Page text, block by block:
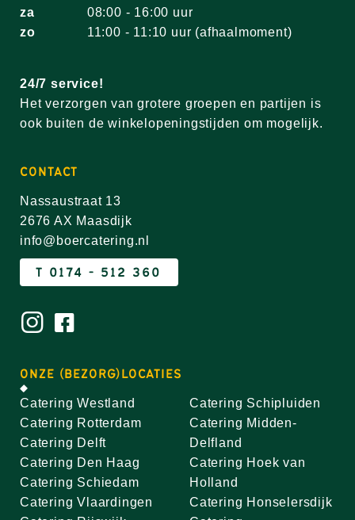
za
08:00 - 16:00 uur
zo
11:00 - 11:10 uur (afhaalmoment)
24/7 service!
Het verzorgen van grotere groepen en partijen is
ook buiten de winkelopeningstijden om mogelijk.
CONTACT
Nassaustraat 13
2676 AX Maasdijk
info@boercatering.nl
T 0174 - 512 360
ONZE (BEZORG)LOCATIES
Catering Westland
Catering Rotterdam
Catering Delft
Catering Den Haag
Catering Schiedam
Catering Vlaardingen
Catering Schipluiden
Catering Midden-
Delfland
Catering Hoek van
Holland
Catering Honselersdijk